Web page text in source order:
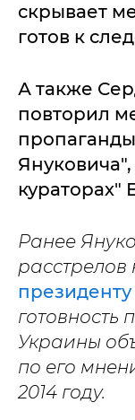
скрывает
готов к
А также
повторил
кураторах"
Ранее
Украины
по его
2014 году.